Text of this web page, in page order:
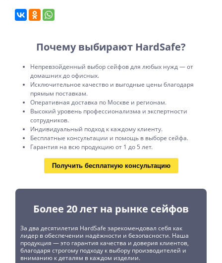
Почему выбирают HardSafe?
Непревзойденный выбор сейфов для любых нужд — от
домашних до офисных.
Исключительное качество и выгодные цены благодаря
прямым поставкам.
Оперативная доставка по Москве и регионам.
Высокий уровень профессионализма и экспертности
сотрудников.
Индивидуальный подход к каждому клиенту.
Бесплатные консультации и помощь в выборе сейфа.
Гарантия на всю продукцию от 1 до 5 лет.
Получить бесплатную консультацию
Более 20 лет на рынке сейфов
За два десятилетия HardSafe зарекомендовал себя как
лидер в обеспечении надёжности и безопасности. Наша
продукция — это гарантия качества и доверия клиентов,
благодаря строгому подходу к выбору производителей и
вниманию к деталям в каждом изделии.